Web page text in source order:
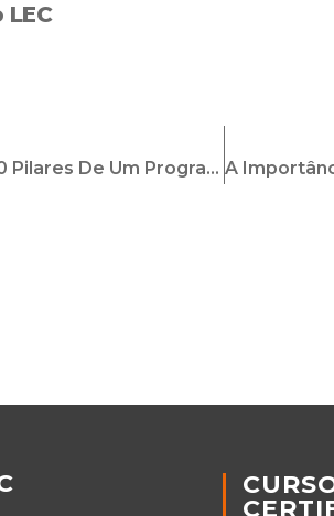
LEC
[Infográfico] Os 10 Pilares De Um Programa De Compliance